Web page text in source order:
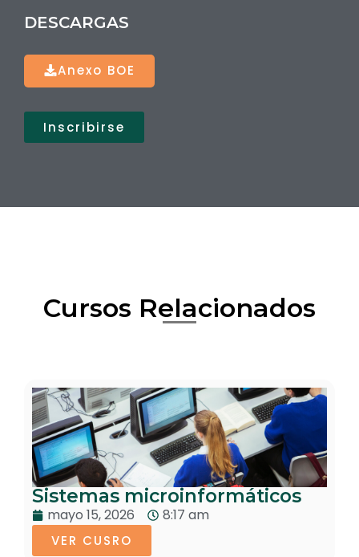
DESCARGAS
Anexo BOE
Inscribirse
Cursos Relacionados
Sistemas microinformáticos
mayo 15, 2026 8:17 am
VER CUSRO